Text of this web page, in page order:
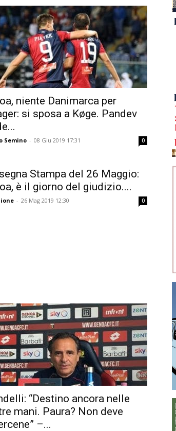
niente Danimarca per
si sposa a Køge. Pandev
Semino - 08 Giu 2019 17:31 0
Stampa del 26 Maggio:
è il giorno del giudizio....
- 26 Mag 2019 12:30 0
“Destino ancora nelle
mani. Paura? Non deve
–...